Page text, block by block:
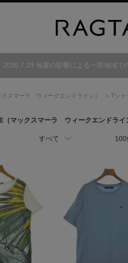
2026.7.29 地震の影響による一部地域で
クスマーラ ウィークエンドライン） Tシャ
（マックスマーラ ウィークエンドライ
すべて 100